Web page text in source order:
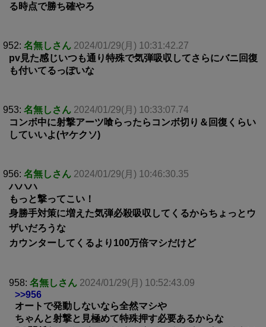
る時点で勝ち確やろ
952: 名無しさん 2024/01/29(月) 10:31:42.27
pv見た感じいつも通り特殊で気弾吸収してさらにバニ回復
も付いてるっぽいな
953: 名無しさん 2024/01/29(月) 10:33:07.74
コンボ中に射撃アーツ喰らったらコンボ切り＆回復くらい
していいよ(ヤケクソ)
956: 名無しさん 2024/01/29(月) 10:46:30.35
ハハハ
もっと撃ってこい！
身勝手対策に増えた気弾必殺吸収してくるからちょっとウ
ザいだろうな
カウンターしてくるより100万倍マシだけど
958: 名無しさん 2024/01/29(月) 10:52:43.09
>>956
オートで発動しないなら全然マシや
ちゃんと射撃と見極めて特殊押す必要あるからな